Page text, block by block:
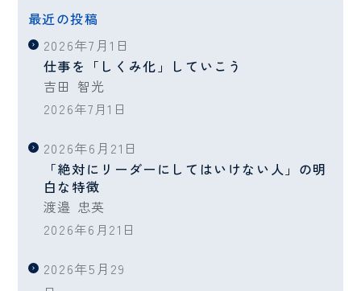
最近の投稿
2026年7月1日
仕事を「しくみ化」していこう
吉田 智光
2026年7月1日
2026年6月21日
「絶対にリーダーにしてはいけない人」の明
白な特徴
渡邉 忠英
2026年6月21日
2026年5月29